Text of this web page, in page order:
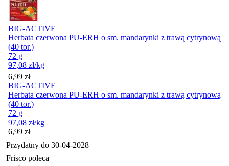
BIG-ACTIVE
Herbata czerwona PU-ERH o sm. mandarynki z trawą cytrynową
(40 tor.)
72 g
97,08 zł/kg
Cena
6,99 zł
BIG-ACTIVE
Herbata czerwona PU-ERH o sm. mandarynki z trawą cytrynową
(40 tor.)
72 g
97,08 zł/kg
Cena
6,99 zł
Przydatny do 30-04-2028
Frisco poleca